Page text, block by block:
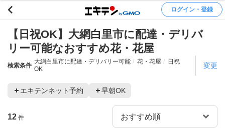
ログイン・登録
【日祝OK】大網白里市に配達・デリバ
リー可能なおすすめ花・花屋
検索条件
大網白里市に配達・デリバリー可能 花・花屋
日祝
OK
変更
エキテンネット予約 早朝OK
12 件